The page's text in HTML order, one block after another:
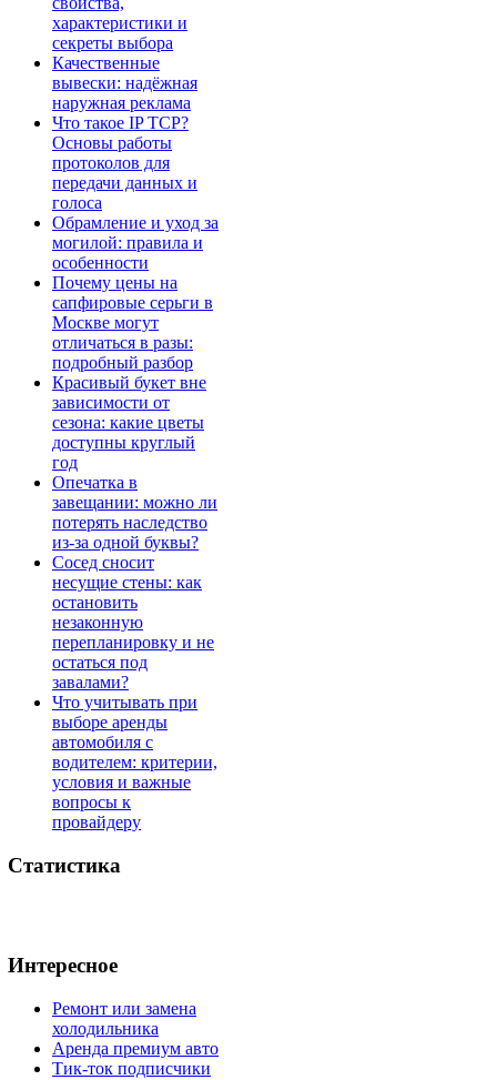
характеристики и
секреты выбора
Качественные
вывески: надёжная
наружная реклама
Что такое IP TCP?
Основы работы
протоколов для
передачи данных и
голоса
Обрамление и уход за
могилой: правила и
особенности
Почему цены на
сапфировые серьги в
Москве могут
отличаться в разы:
подробный разбор
Красивый букет вне
зависимости от
сезона: какие цветы
доступны круглый
год
Опечатка в
завещании: можно ли
потерять наследство
из-за одной буквы?
Сосед сносит
несущие стены: как
остановить
незаконную
перепланировку и не
остаться под
завалами?
Что учитывать при
выборе аренды
автомобиля с
водителем: критерии,
условия и важные
вопросы к
провайдеру
Статистика
Интересное
Ремонт или замена
холодильника
Аренда премиум авто
Тик-ток подписчики